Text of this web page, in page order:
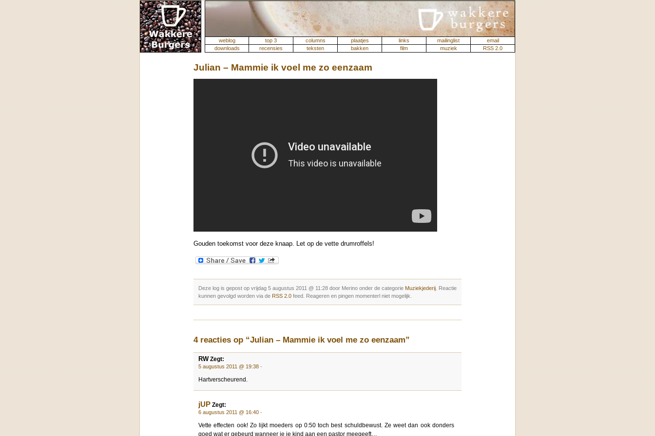
weblog top 3 columns plaatjes links mailinglist
email
downloads
recensies teksten bakken film muziek RSS 2.0
Julian – Mammie ik voel me zo eenzaam
Gouden toekomst voor deze knaap. Let op de vette drumroffels!
Deze log is gepost op vrijdag 5 augustus 2011 @ 11:28 door Merino onder de categorie Muziekjederij . Reactie
kunnen gevolgd worden via de RSS 2.0 feed. Reageren en pingen momenterl niet mogelijk.
4 reacties op “Julian – Mammie ik voel me zo eenzaam”
RWZegt:
5 augustus 2011 @ 19:38 -
Hartverscheurend.
jUP Zegt:
6 augustus 2011 @ 16:40 -
Vette effecten ook! Zo lijkt moeders op 0:50 toch best schuldbewust. Ze weet dan ook donders
goed wat er gebeurd wanneer je je kind aan een pastor meegeeft…